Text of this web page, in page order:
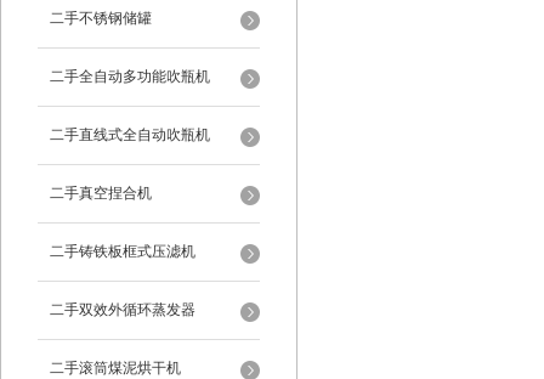
二手不锈钢储罐
二手全自动多功能吹瓶机
二手直线式全自动吹瓶机
二手真空捏合机
二手铸铁板框式压滤机
二手双效外循环蒸发器
二手滚筒煤泥烘干机